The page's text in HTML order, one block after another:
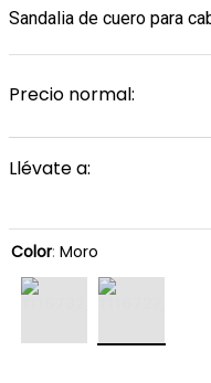
Sandalia de cuero para
Precio normal:
Llévate a:
Color: Moro